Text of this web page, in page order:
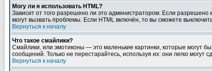
Могу ли я использовать HTML?
Зависит от того разрешено ли это администратором. Если разрешено
могут вызвать проблемы. Если HTML включён, то вы сможете
Вернуться к началу
Что такое смайлики?
Смайлики, или эмотиконы — это маленькие картинки, которые могут
сообщений. Только не перестарайтесь, используя их: они легко
Вернуться к началу